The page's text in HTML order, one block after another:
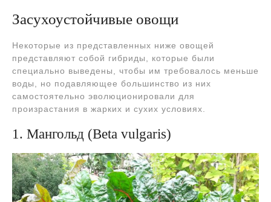
Засухоустойчивые овощи
Некоторые из представленных ниже овощей
представляют собой гибриды, которые были
специально выведены, чтобы им требовалось меньше
воды, но подавляющее большинство из них
самостоятельно эволюционировали для
произрастания в жарких и сухих условиях.
1. Мангольд (Beta vulgaris)